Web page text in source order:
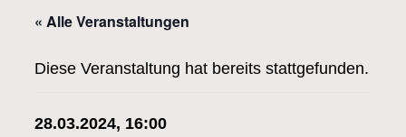
« Alle Veranstaltungen
Diese Veranstaltung hat bereits stattgefunden.
28.03.2024, 16:00